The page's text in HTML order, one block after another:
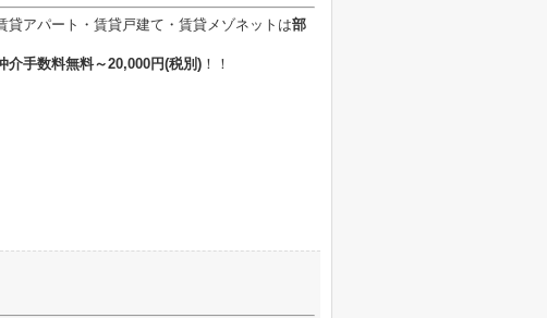
貸アパート・賃貸戸建て・賃貸メゾネットは部
介手数料無料～20,000円(税別) ！！